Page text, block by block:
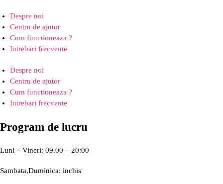
Despre noi
Centru de ajutor
Cum functioneaza ?
Intrebari frecvente
Despre noi
Centru de ajutor
Cum functioneaza ?
Intrebari frecvente
Program de lucru
Luni – Vineri: 09.00 – 20:00
Sambata,Duminica: inchis